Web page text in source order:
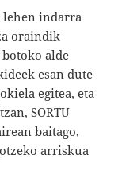
lehen indarra
oraindik
alde
esan dute
egitea, eta
SORTU
baitago,
arriskua